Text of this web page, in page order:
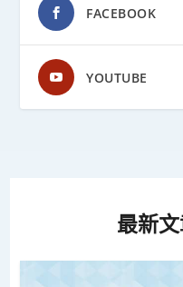
FACEBOOK
YOUTUBE
最新